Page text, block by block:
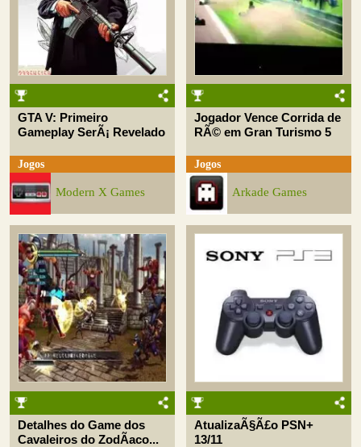
GTA V: Primeiro
Gameplay SerÃ¡ Revelado
Jogos
Modern X Games
Jogador Vence Corrida de
RÃ© em Gran Turismo 5
Jogos
Arkade Games
Detalhes do Game dos
Cavaleiros do ZodÃ­aco...
AtualizaÃ§Ã£o PSN+
13/11